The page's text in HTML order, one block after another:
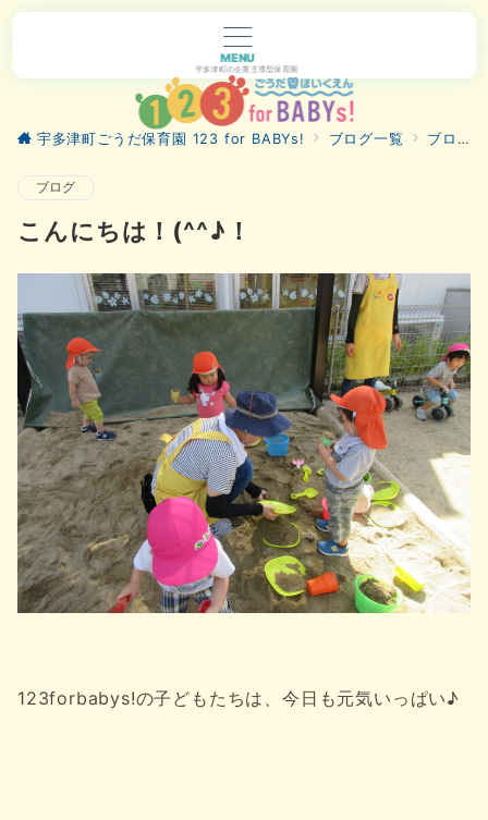
MENU
宇多津町の企業主導型保育園
宇多津町ごうだ保育園 123 for BABYs! ブログ一覧 ブログ
ブログ
こんにちは！(^^♪！
123forbabys!の子どもたちは、今日も元気いっぱい♪